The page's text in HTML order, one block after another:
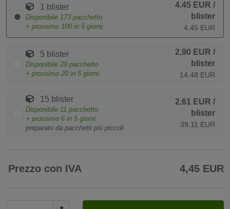
1 blister
Disponibile 173 pacchetto
+ prossimo 100 in 5 giorni
4,45 EUR /
blister
4,45 EUR
5 blister
Disponibile 20 pacchetto
+ prossimo 20 in 5 giorni
2,90 EUR /
blister
14,48 EUR
15 blister
Disponibile 11 pacchetto
+ prossimo 6 in 5 giorni
preparato da pacchetti più piccoli
2,61 EUR /
blister
39,11 EUR
Prezzo con IVA 4,45 EUR